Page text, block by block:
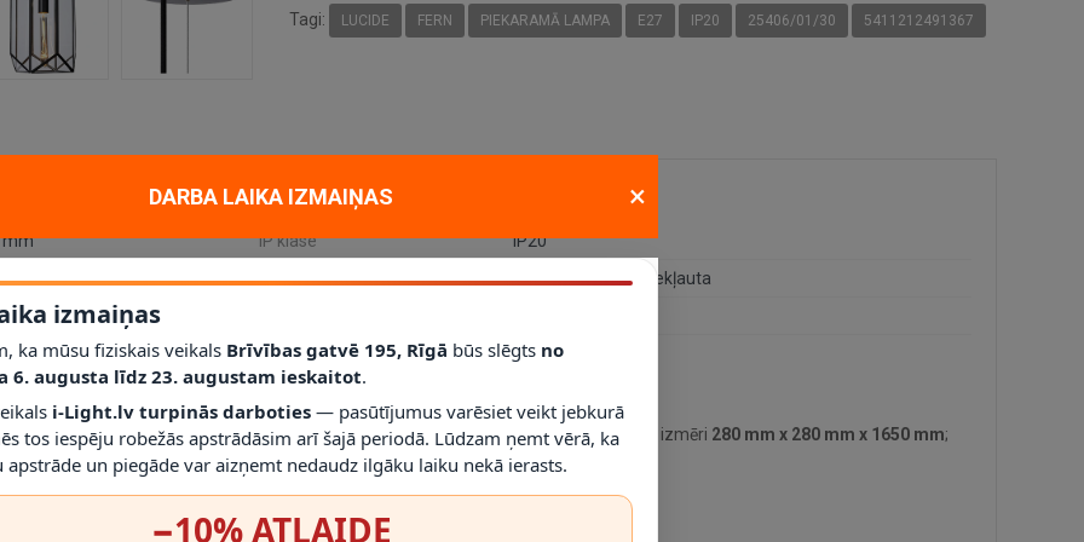
Tagi: LUCIDE FERN PIEKARAMĀ LAMPA E27 IP20 25406/01/30 5411212491367
mm IP klase
IP20
Gaismas avots
E27 spuldze - nav iekļauta
dekoratīvam apgaismojumam mājoklī, dzīvoklī vai projektā. Galvenie tehniskie dati: izmēri 280 mm x 280 mm x 1650 mm;
- nav iekļauta; aizsardzības klase IP20.
DARBA LAIKA IZMAIŅAS ×
izmaiņas
ka mūsu fiziskais veikals Brīvības gatvē 195, Rīgā būs slēgts no
6. augusta līdz 23. augustam ieskaitot.
i-Light.lv turpinās darboties — pasūtījumus varēsiet veikt jebkurā
tos iespēju robežās apstrādāsim arī šajā periodā. Lūdzam ņemt vērā, ka
apstrāde un piegāde var aizņemt nedaudz ilgāku laiku nekā ierasts.
−10% ATLAIDE